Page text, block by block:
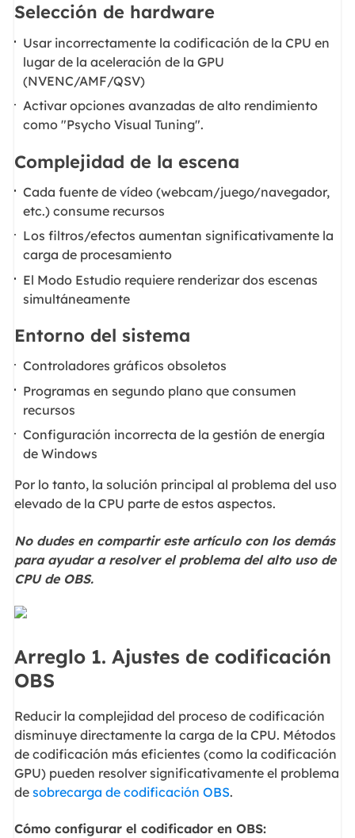
Selección de hardware
Usar incorrectamente la codificación de la CPU en
lugar de la aceleración de la GPU
(NVENC/AMF/QSV)
Activar opciones avanzadas de alto rendimiento
como "Psycho Visual Tuning".
Complejidad de la escena
Cada fuente de vídeo (webcam/juego/navegador,
etc.) consume recursos
Los filtros/efectos aumentan significativamente la
carga de procesamiento
El Modo Estudio requiere renderizar dos escenas
simultáneamente
Entorno del sistema
Controladores gráficos obsoletos
Programas en segundo plano que consumen
recursos
Configuración incorrecta de la gestión de energía
de Windows
Por lo tanto, la solución principal al problema del uso
elevado de la CPU parte de estos aspectos.
No dudes en compartir este artículo con los demás
para ayudar a resolver el problema del alto uso de
CPU de OBS.
Arreglo 1. Ajustes de codificación
OBS
Reducir la complejidad del proceso de codificación
disminuye directamente la carga de la CPU. Métodos
de codificación más eficientes (como la codificación
GPU) pueden resolver significativamente el problema
de sobrecarga de codificación OBS.
Cómo configurar el codificador en OBS: